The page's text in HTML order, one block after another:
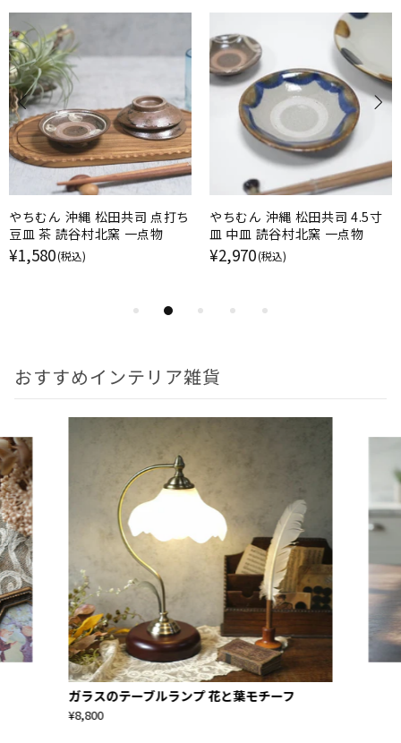
やちむん 沖縄 松田共司 点打ち
豆皿 茶 読谷村北窯 一点物
¥1,580(税込)
やちむん 沖縄 松田共司 4.5寸
皿 中皿 読谷村北窯 一点物
¥2,970(税込)
おすすめインテリア雑貨
ガラスのテーブルランプ 花と葉モチーフ
¥8,800